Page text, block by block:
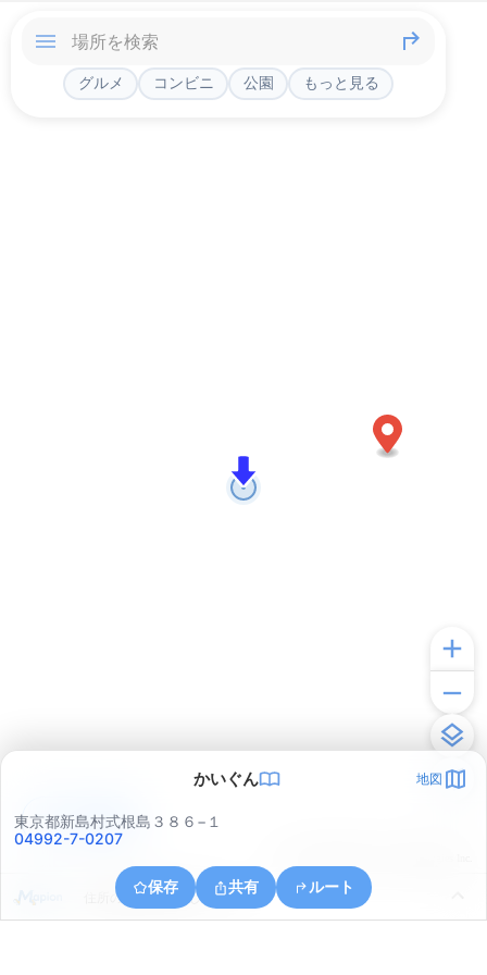
グルメ コンビニ 公園 もっと見る
かいぐん 地図
東京都新島村式根島３８６−１
04992-7-0207
保存 共有 ルート
住所の取得に失敗しました
アプリで見る